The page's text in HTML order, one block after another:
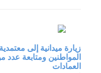
زيارة ميدانية إلى
المواطنين ومتابعة عدد
العمادات